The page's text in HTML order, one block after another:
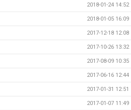
2018-01-24 14:52
2018-01-05 16:09
2017-12-18 12:08
2017-10-26 13:32
2017-08-09 10:35
2017-06-16 12:44
2017-01-31 12:51
2017-01-07 11:49